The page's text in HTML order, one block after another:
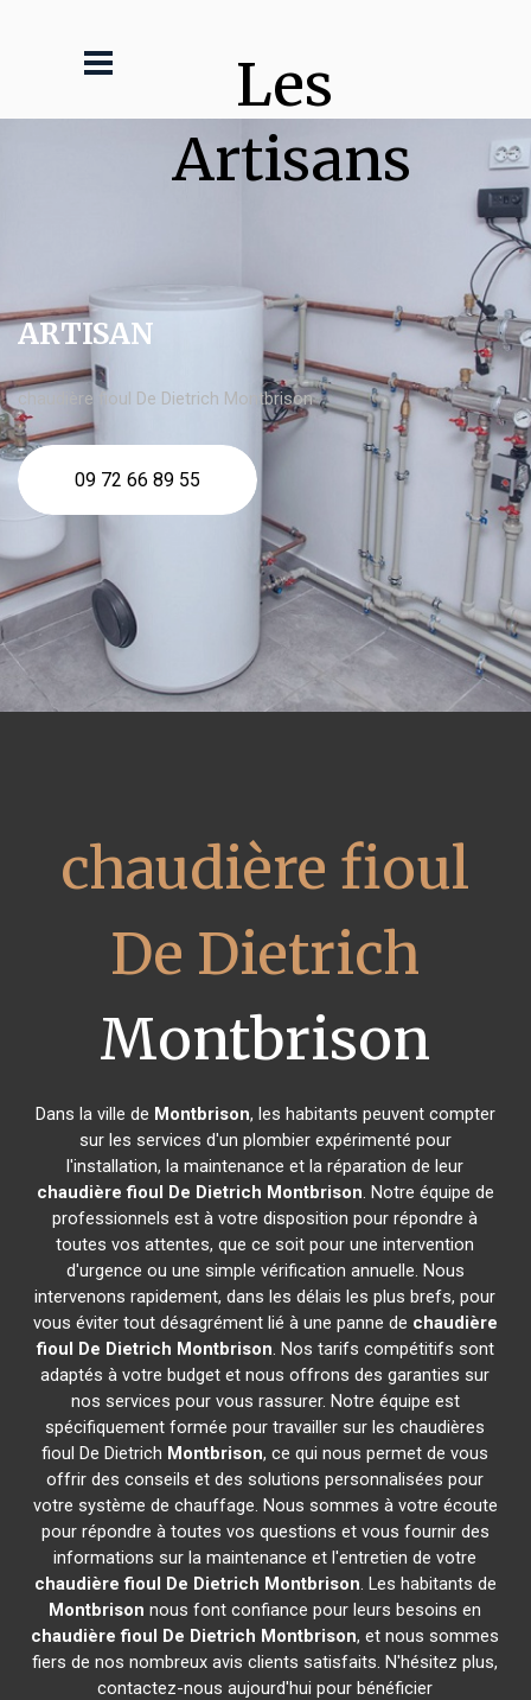
Les
Artisans
ARTISAN
chaudière fioul De Dietrich Montbrison
09 72 66 89 55
chaudière fioul
De Dietrich
Montbrison
Dans la ville de Montbrison, les habitants peuvent compter
sur les services d'un plombier expérimenté pour
l'installation, la maintenance et la réparation de leur
chaudière fioul De Dietrich Montbrison. Notre équipe de
professionnels est à votre disposition pour répondre à
toutes vos attentes, que ce soit pour une intervention
d'urgence ou une simple vérification annuelle. Nous
intervenons rapidement, dans les délais les plus brefs, pour
vous éviter tout désagrément lié à une panne de chaudière
fioul De Dietrich Montbrison. Nos tarifs compétitifs sont
adaptés à votre budget et nous offrons des garanties sur
nos services pour vous rassurer. Notre équipe est
spécifiquement formée pour travailler sur les chaudières
fioul De Dietrich Montbrison, ce qui nous permet de vous
offrir des conseils et des solutions personnalisées pour
votre système de chauffage. Nous sommes à votre écoute
pour répondre à toutes vos questions et vous fournir des
informations sur la maintenance et l'entretien de votre
chaudière fioul De Dietrich Montbrison. Les habitants de
Montbrison nous font confiance pour leurs besoins en
chaudière fioul De Dietrich Montbrison, et nous sommes
fiers de nos nombreux avis clients satisfaits. N'hésitez plus,
contactez-nous aujourd'hui pour bénéficier